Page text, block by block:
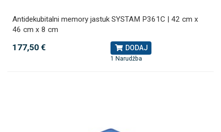
Antidekubitalni memory jastuk SYSTAM P361C | 42 cm x
46 cm x 8 cm
177,50 € DODAJ
1 Narudžba